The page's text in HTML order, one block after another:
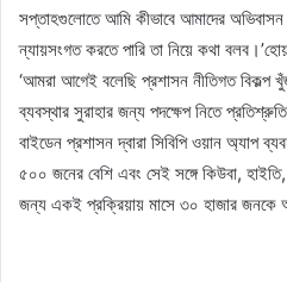
সপ্তাহগুলোতে আমি কীভাবে আমাদের
ন্যায়সংগত করতে পারি তা নিয়ে কথা
‘আমরা আগেই বলেছি প্রশাসন নীতিগত বিকল্প
ব্যবস্থার সুরাহার জন্য পদক্ষেপ নিতে
বাইডেন প্রশাসন দ্বারা সিবিপি ওয়ান অ্যাপ
৫০০ জনের বেশি এবং সেই সঙ্গে কিউবা, হাইতি,
জন্য একই প্রক্রিয়ায় মাসে ৩০ হাজার জনকে